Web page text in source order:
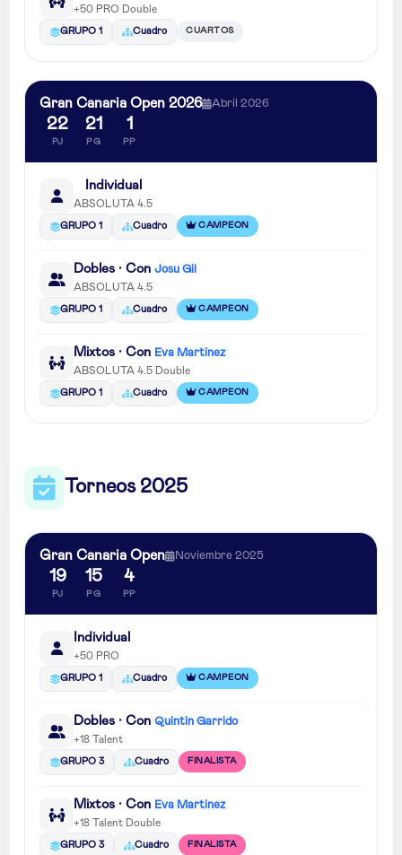
+50 PRO Double
GRUPO 1 Cuadro CUARTOS
Gran Canaria Open 2026 Abril 2026
22
PJ
21
PG
1
PP
Individual
ABSOLUTA 4.5
GRUPO 1 Cuadro CAMPEON
Dobles · Con Josu Gil
ABSOLUTA 4.5
GRUPO 1 Cuadro CAMPEON
Mixtos · Con Eva Martinez
ABSOLUTA 4.5 Double
GRUPO 1 Cuadro CAMPEON
Torneos 2025
Gran Canaria Open Noviembre 2025
19
PJ
15
PG
4
PP
Individual
+50 PRO
GRUPO 1 Cuadro CAMPEON
Dobles · Con Quintin Garrido
+18 Talent
GRUPO 3 Cuadro FINALISTA
Mixtos · Con Eva Martinez
+18 Talent Double
GRUPO 3 Cuadro FINALISTA